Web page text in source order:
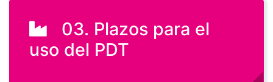
03. Plazos para el
uso del PDT